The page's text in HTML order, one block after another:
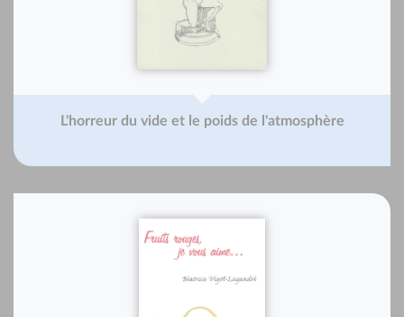
L'horreur du vide et le poids de l'atmosphère